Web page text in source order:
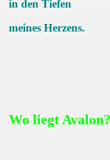
in den Tiefen
meines Herzens.
Wo liegt Avalon?